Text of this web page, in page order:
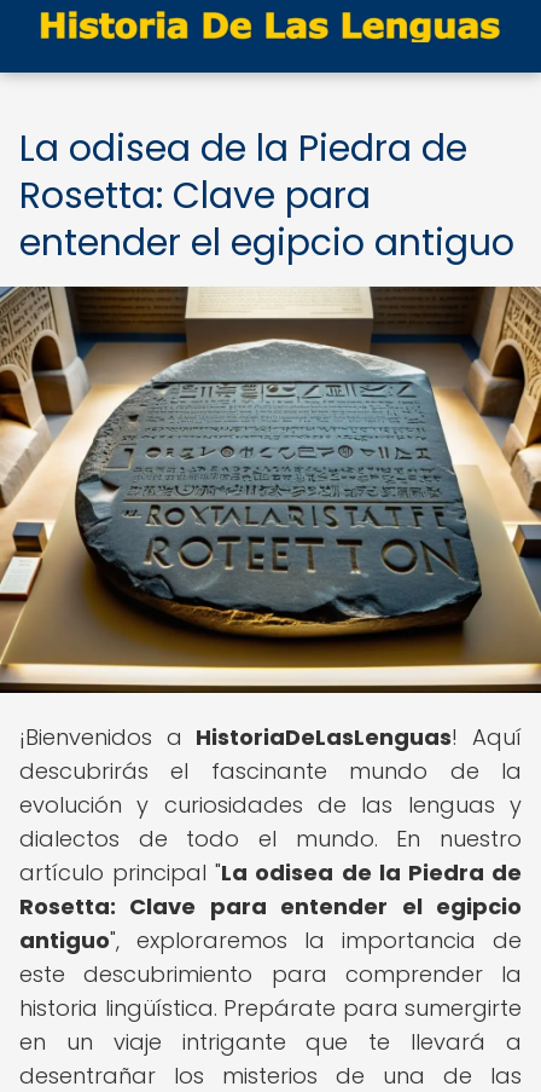
La odisea de la Piedra de
Rosetta: Clave para
entender el egipcio antiguo
¡Bienvenidos a HistoriaDeLasLenguas! Aquí
descubrirás el fascinante mundo de la
evolución y curiosidades de las lenguas y
dialectos de todo el mundo. En nuestro
artículo principal "La odisea de la Piedra de
Rosetta: Clave para entender el egipcio
antiguo", exploraremos la importancia de
este descubrimiento para comprender la
historia lingüística. Prepárate para sumergirte
en un viaje intrigante que te llevará a
desentrañar los misterios de una de las